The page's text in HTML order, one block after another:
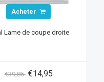
Acheter
Lame de coupe droite
€39,85 €14,95